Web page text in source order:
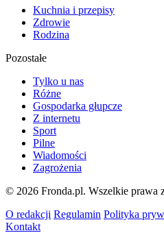
Kuchnia i przepisy
Zdrowie
Rodzina
Pozostałe
Tylko u nas
Różne
Gospodarka głupcze
Z internetu
Sport
Pilne
Wiadomości
Zagrożenia
© 2026 Fronda.pl. Wszelkie prawa
O redakcji Regulamin Polityka
Kontakt